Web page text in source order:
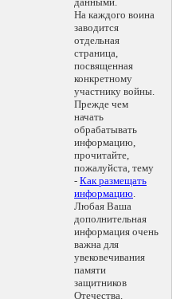
На каждого воина
заводится
отдельная
страница,
посвященная
конкретному
участнику войны.
Прежде чем
начать
обрабатывать
информацию,
прочитайте,
пожалуйста, тему
- Как размещать
информацию.
Любая Ваша
дополнительная
информация очень
важна для
увековечивания
памяти
защитников
Отечества.